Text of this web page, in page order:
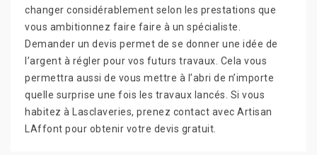
changer considérablement selon les prestations que
vous ambitionnez faire faire à un spécialiste.
Demander un devis permet de se donner une idée de
l’argent à régler pour vos futurs travaux. Cela vous
permettra aussi de vous mettre à l’abri de n’importe
quelle surprise une fois les travaux lancés. Si vous
habitez à Lasclaveries, prenez contact avec Artisan
LAffont pour obtenir votre devis gratuit.